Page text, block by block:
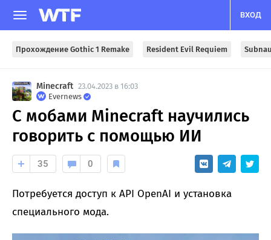
ВХОД
Прохождение Gothic 1 Remake Resident Evil Requiem
Minecraft 23.04.2023 в 16:03
Evernews
С мобами Minecraft научились
говорить с помощью ИИ
35 0
Потребуется доступ к API OpenAI и установка
специального мода.